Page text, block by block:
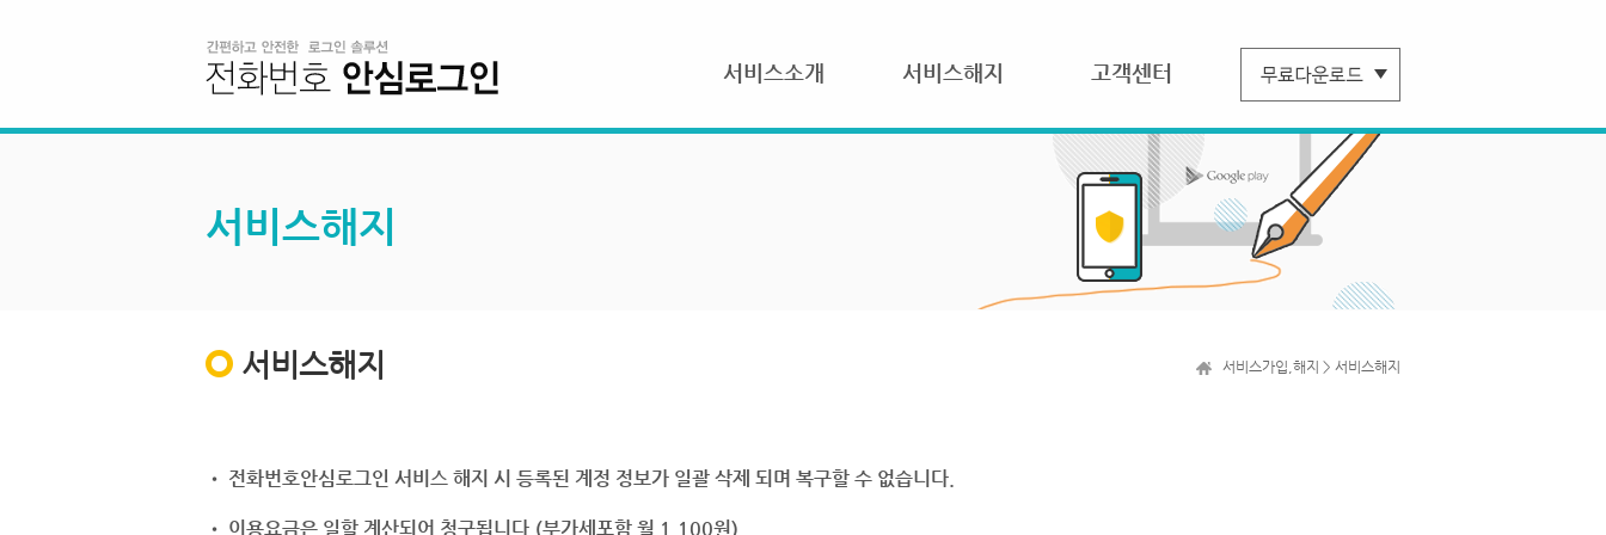
서비스소개 서비스해지 고객센터
서비스해지
서비스해지 서비스가입,해지 > 서비스해지
• 전화번호안심로그인 서비스 해지 시 등록된 계정 정보가 일괄 삭제 되며 복구할 수 없습니다.
• 이용요금은 일할 계산되어 청구됩니다.(부가세포함 월 1,100원)